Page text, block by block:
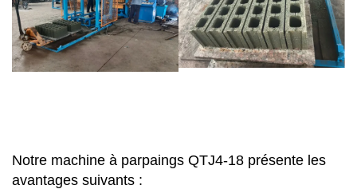
Notre machine à parpaings QTJ4-18 présente les
avantages suivants :